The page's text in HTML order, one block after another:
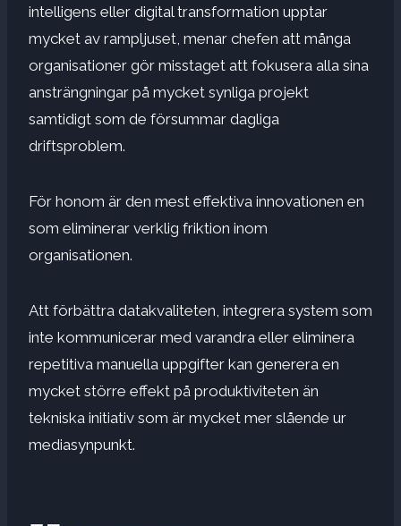
intelligens eller digital transformation upptar
mycket av rampljuset, menar chefen att många
organisationer gör misstaget att fokusera alla sina
ansträngningar på mycket synliga projekt
samtidigt som de försummar dagliga
driftsproblem.
För honom är den mest effektiva innovationen en
som eliminerar verklig friktion inom
organisationen.
Att förbättra datakvaliteten, integrera system som
inte kommunicerar med varandra eller eliminera
repetitiva manuella uppgifter kan generera en
mycket större effekt på produktiviteten än
tekniska initiativ som är mycket mer slående ur
mediasynpunkt.